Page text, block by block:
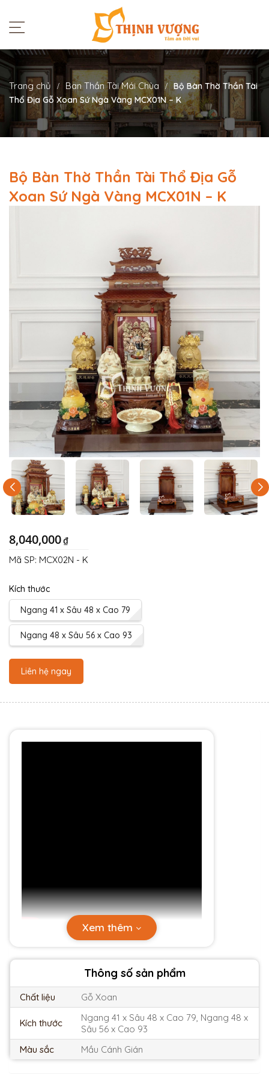
Trang chủ Ban Thần Tài Mái Chùa
Bộ Bàn Thờ Thần Tài
Thổ Địa Gỗ Xoan Sứ Ngà Vàng MCX01N – K
Bộ Bàn Thờ Thần Tài Thổ Địa Gỗ
Xoan Sứ Ngà Vàng MCX01N – K
8,040,000₫
Kích thước
Ngang 41 x Sâu 48 x Cao 79
Ngang 48 x Sâu 56 x Cao 93
Liên hệ ngay
Mã SP: MCX02N - K
Thông số sản phẩm
Chất liệu Gỗ Xoan
Kích thước
Ngang 41 x Sâu 48 x Cao 79, Ngang 48 x
Sâu 56 x Cao 93
Màu sắc
Mầu Cánh Gián
Xem thêm